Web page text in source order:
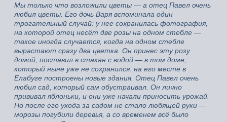
Мы только что возложили цветы — а отец Павел очень
любил цветы. Его дочь Варя вспоминала один
трогательный случай: у нее сохранилась фотография,
на которой отец несёт две розы на одном стебле —
такое иногда случается, когда на одном стебле
вырастают сразу два цветка. Он принес эту розу
домой, поставил в стакан с водой — в том доме,
который ныне уже не сохранился: на его месте в
Елабуге построены новые здания. Отец Павел очень
любил сад, который сам обустраивал. Он лично
прививал яблоньки, и они уже начали приносить урожай.
Но после его ухода за садом не стало любящей руки —
морозы погубили деревья, а со временем всё было